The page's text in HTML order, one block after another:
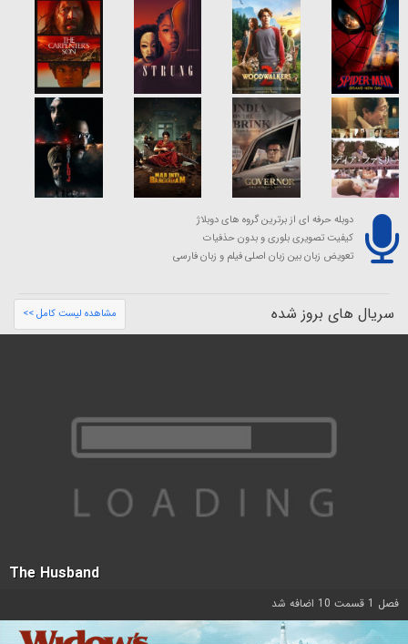
دوبله حرفه ای از برترین گروه های دوبلاژ
کیفیت تصویری بلوری و بدون حذفیات
تعویض زبان بین زبان اصلی فیلم و زبان فارسی
سریال های بروز شده مشاهده لیست کامل >>
The Husband
فصل 1 قسمت 10 اضافه شد